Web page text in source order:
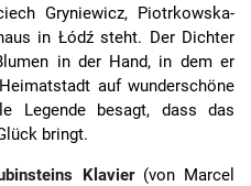
Gryniewicz, Piotrkowska-
in Łódź steht. Der Dichter
in der Hand, in dem er
auf wunderschöne
Legende besagt, dass das
bringt.
Klavier(von Marcel